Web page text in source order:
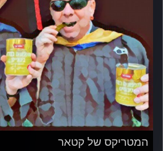
המטריקס של קטאר